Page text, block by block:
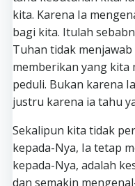
kita. Karena Ia
bagi kita. Itulah
Tuhan tidak
memberikan yang kita
peduli. Bukan karena
justru karena ia tahu
Sekalipun kita tidak
kepada-Nya, Ia tetap
kepada-Nya, adalah
dan semakin